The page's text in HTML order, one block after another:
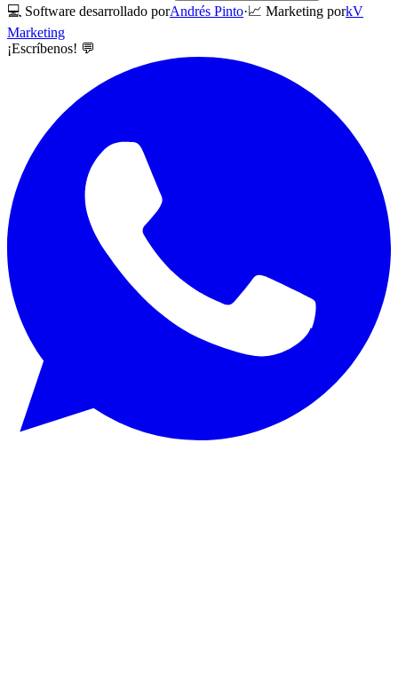
💻 Software desarrollado porAndrés Pinto·📈 Marketing porkV
Marketing
¡Escríbenos! 💬